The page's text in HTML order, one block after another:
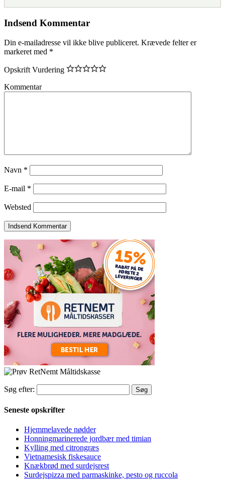
Indsend Kommentar
Din e-mailadresse vil ikke blive publiceret. Krævede felter er
markeret med *
Opskrift Vurdering
Kommentar
Navn *
E-mail *
Websted
Søg efter:
Seneste opskrifter
Hjemmelavede nødder
Honningmarinerede jordbær med timian
Kylling med citrongræs
Vietnamesisk fiskesauce
Knækbrød med surdejsrest
Surdejspizza med parmaskinke, pesto og ruccola